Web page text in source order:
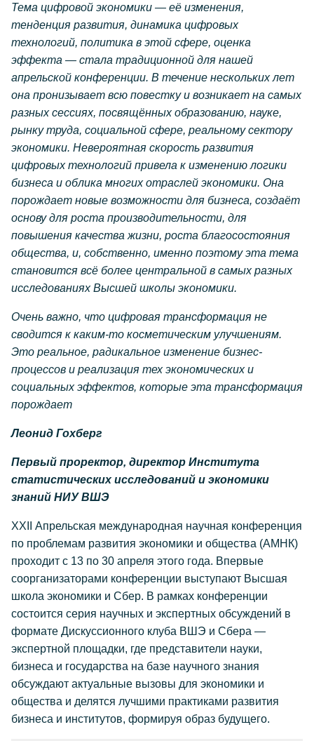
Тема цифровой экономики — её изменения,
тенденция развития, динамика цифровых
технологий, политика в этой сфере, оценка
эффекта — стала традиционной для нашей
апрельской конференции. В течение нескольких лет
она пронизывает всю повестку и возникает на самых
разных сессиях, посвящённых образованию, науке,
рынку труда, социальной сфере, реальному сектору
экономики. Невероятная скорость развития
цифровых технологий привела к изменению логики
бизнеса и облика многих отраслей экономики. Она
порождает новые возможности для бизнеса, создаёт
основу для роста производительности, для
повышения качества жизни, роста благосостояния
общества, и, собственно, именно поэтому эта тема
становится всё более центральной в самых разных
исследованиях Высшей школы экономики.
Очень важно, что цифровая трансформация не
сводится к каким-то косметическим улучшениям.
Это реальное, радикальное изменение бизнес-
процессов и реализация тех экономических и
социальных эффектов, которые эта трансформация
порождает
Леонид Гохберг
Первый проректор, директор Института
статистических исследований и экономики
знаний НИУ ВШЭ
XXII Апрельская международная научная конференция
по проблемам развития экономики и общества (АМНК)
проходит с 13 по 30 апреля этого года. Впервые
соорганизаторами конференции выступают Высшая
школа экономики и Сбер. В рамках конференции
состоится серия научных и экспертных обсуждений в
формате Дискуссионного клуба ВШЭ и Сбера —
экспертной площадки, где представители науки,
бизнеса и государства на базе научного знания
обсуждают актуальные вызовы для экономики и
общества и делятся лучшими практиками развития
бизнеса и институтов, формируя образ будущего.